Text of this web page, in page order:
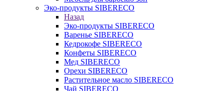
Эко-продукты SIBERECO
Назад
Эко-продукты SIBERECO
Варенье SIBERECO
Кедрокофе SIBERECO
Конфеты SIBERECO
Мед SIBERECO
Орехи SIBERECO
Растительное масло SIBERECO
Чай SIBERECO